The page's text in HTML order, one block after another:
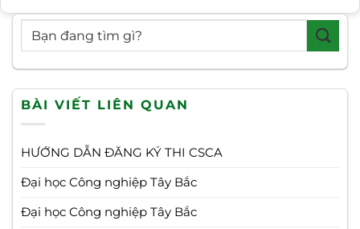
BÀI VIẾT LIÊN QUAN
HƯỚNG DẪN ĐĂNG KÝ THI CSCA
Đại học Công nghiệp Tây Bắc
Đại học Công nghiệp Tây Bắc